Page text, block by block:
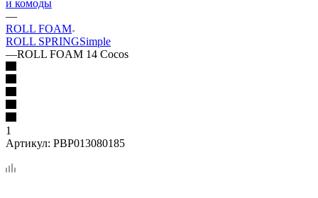
и комоды
—
ROLL FOAM
ROLL SPRINGSimple
—ROLL FOAM 14 Cocos
1
Артикул: PBP013080185